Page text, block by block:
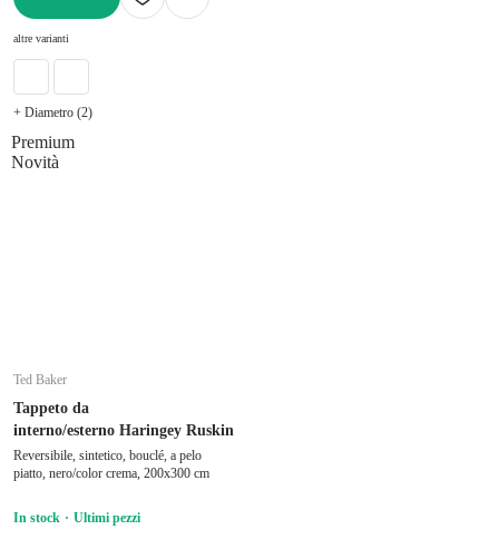
altre varianti
+ Diametro (2)
Premium
Novità
Ted Baker
Tappeto da
interno/esterno Haringey Ruskin
Reversibile, sintetico, bouclé, a pelo
piatto, nero/color crema, 200x300 cm
In stock Ultimi pezzi